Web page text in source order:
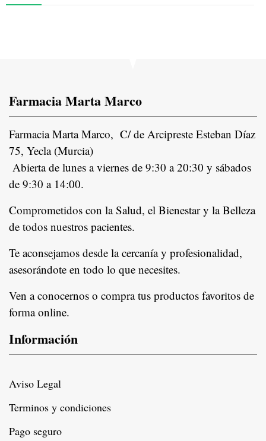
Farmacia Marta Marco
Farmacia Marta Marco, C/ de Arcipreste Esteban Díaz
75, Yecla (Murcia)
Abierta de lunes a viernes de 9:30 a 20:30 y sábados
de 9:30 a 14:00.
Comprometidos con la Salud, el Bienestar y la Belleza
de todos nuestros pacientes.
Te aconsejamos desde la cercanía y profesionalidad,
asesorándote en todo lo que necesites.
Ven a conocernos o compra tus productos favoritos de
forma online.
Información
Aviso Legal
Terminos y condiciones
Pago seguro